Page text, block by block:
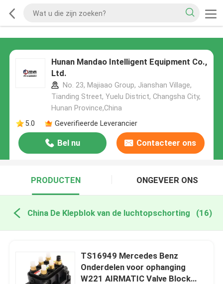
Hunan Mandao Intelligent Equipment Co.,
Ltd.
No. 23, Majiaao Group, Jianshan Village,
Tianding Street, Yuelu District, Changsha City,
Hunan Province,China
5.0
Geverifieerde Leverancier
Bel nu Contacteer ons
PRODUCTEN ONGEVEER ONS
China De Klepblok van de luchtopschorting (16)
TS16949 Mercedes Benz
Onderdelen voor ophanging
W221 AIRMATIC Valve Block